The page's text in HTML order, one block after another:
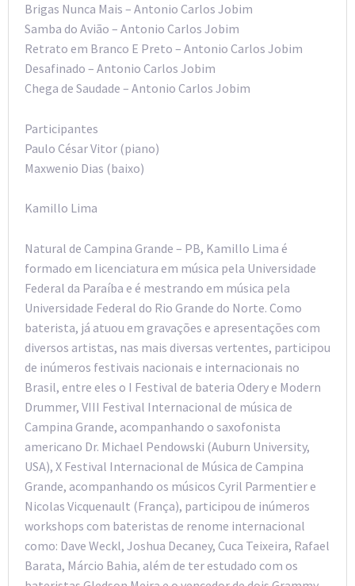
Brigas Nunca Mais – Antonio Carlos Jobim
Samba do Avião – Antonio Carlos Jobim
Retrato em Branco E Preto – Antonio Carlos Jobim
Desafinado – Antonio Carlos Jobim
Chega de Saudade – Antonio Carlos Jobim
Participantes
Paulo César Vitor (piano)
Maxwenio Dias (baixo)
Kamillo Lima
Natural de Campina Grande – PB, Kamillo Lima é
formado em licenciatura em música pela Universidade
Federal da Paraíba e é mestrando em música pela
Universidade Federal do Rio Grande do Norte. Como
baterista, já atuou em gravações e apresentações com
diversos artistas, nas mais diversas vertentes, participou
de inúmeros festivais nacionais e internacionais no
Brasil, entre eles o I Festival de bateria Odery e Modern
Drummer, VIII Festival Internacional de música de
Campina Grande, acompanhando o saxofonista
americano Dr. Michael Pendowski (Auburn University,
USA), X Festival Internacional de Música de Campina
Grande, acompanhando os músicos Cyril Parmentier e
Nicolas Vicquenault (França), participou de inúmeros
workshops com bateristas de renome internacional
como: Dave Weckl, Joshua Decaney, Cuca Teixeira, Rafael
Barata, Márcio Bahia, além de ter estudado com os